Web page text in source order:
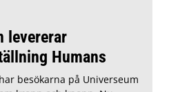
levererar
Humans
besökarna på Universeum